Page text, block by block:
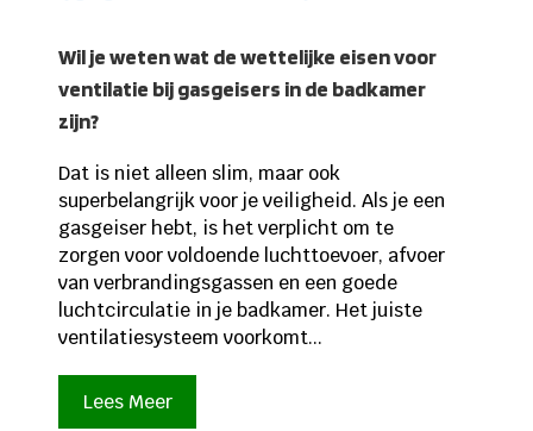
Wil je weten wat de wettelijke eisen voor
ventilatie bij gasgeisers in de badkamer
zijn?
Dat is niet alleen slim, maar ook
superbelangrijk voor je veiligheid. Als je een
gasgeiser hebt, is het verplicht om te
zorgen voor voldoende luchttoevoer, afvoer
van verbrandingsgassen en een goede
luchtcirculatie in je badkamer. Het juiste
ventilatiesysteem voorkomt...
Lees Meer